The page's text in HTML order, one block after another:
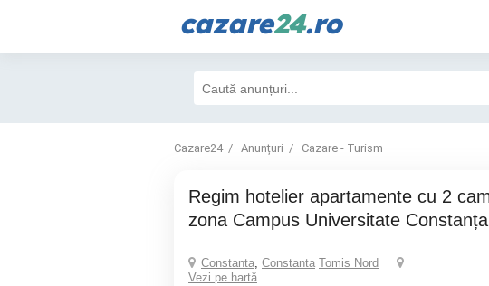
cazare24.ro
Cazare24 Anunțuri Cazare - Turism
Regim hotelier apartamente cu 2 camere
zona Campus Universitate Constanța
Constanta, Constanta Tomis Nord
Vezi pe hartă